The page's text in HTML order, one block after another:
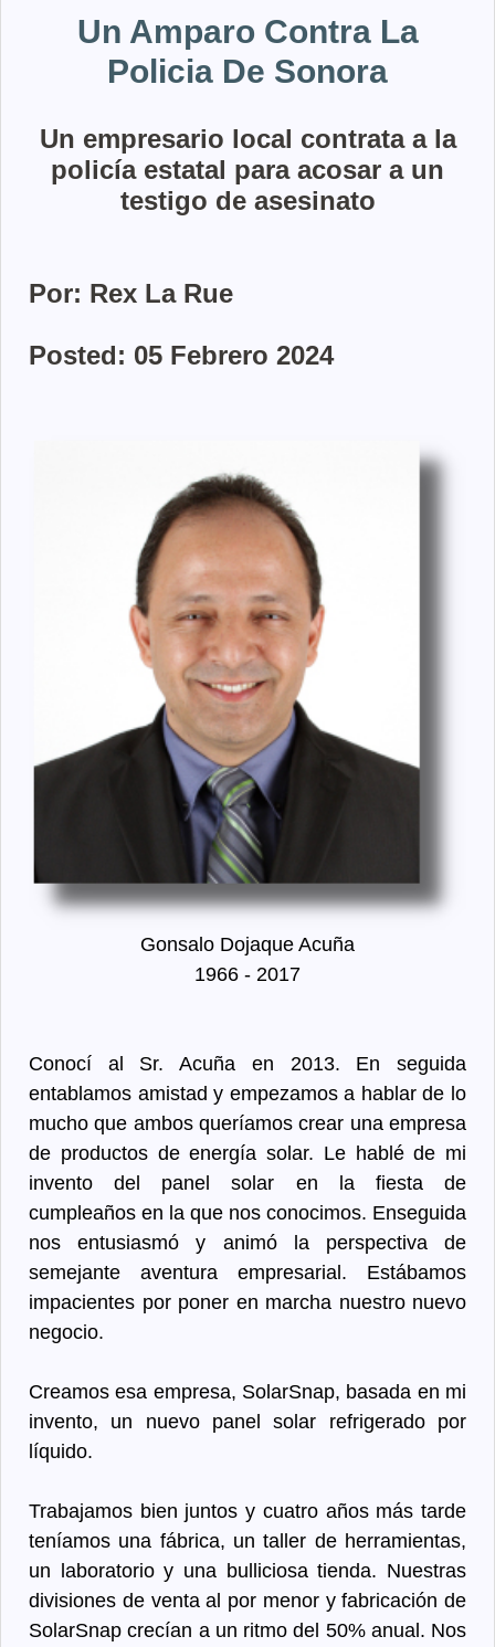
Un Amparo Contra La
Policia De Sonora
Un empresario local contrata a la
policía estatal para acosar a un
testigo de asesinato
Por: Rex La Rue
Posted: 05 Febrero 2024
Gonsalo Dojaque Acuña
1966 - 2017
Conocí al Sr. Acuña en 2013. En seguida
entablamos amistad y empezamos a hablar de lo
mucho que ambos queríamos crear una empresa
de productos de energía solar. Le hablé de mi
invento del panel solar en la fiesta de
cumpleaños en la que nos conocimos. Enseguida
nos entusiasmó y animó la perspectiva de
semejante aventura empresarial. Estábamos
impacientes por poner en marcha nuestro nuevo
negocio.
Creamos esa empresa, SolarSnap, basada en mi
invento, un nuevo panel solar refrigerado por
líquido.
Trabajamos bien juntos y cuatro años más tarde
teníamos una fábrica, un taller de herramientas,
un laboratorio y una bulliciosa tienda. Nuestras
divisiones de venta al por menor y fabricación de
SolarSnap crecían a un ritmo del 50% anual. Nos